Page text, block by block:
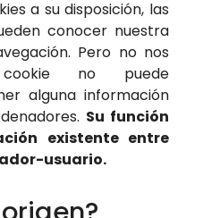
a su disposición, las
conocer nuestra
Pero no nos
no puede
alguna información
Su función
existente entre
usuario.